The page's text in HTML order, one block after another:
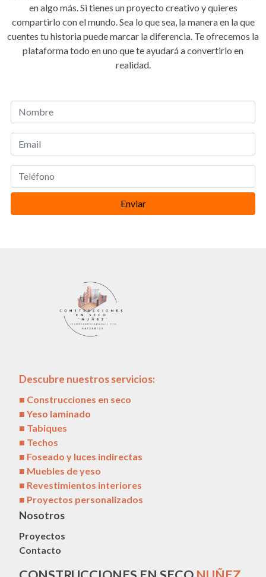
en algo más. Si tienes un proyecto creativo y quieres
compartirlo con el mundo. Sea lo que sea, la manera en la que
cuentes tu historia puede marcar la diferencia. Te ofrecemos la
plataforma todo en uno que te ayudará a convertirlo en
realidad.
Enviar
Descubre nuestros servicios:
■ Construcciones en seco
■ Yeso laminado
■ Tabiques
■ Techos
■ Foseado y luces indirectas
■ Muebles de yeso
■ Revestimientos interiores
■ Proyectos personalizados
Nosotros
Proyectos
Contacto